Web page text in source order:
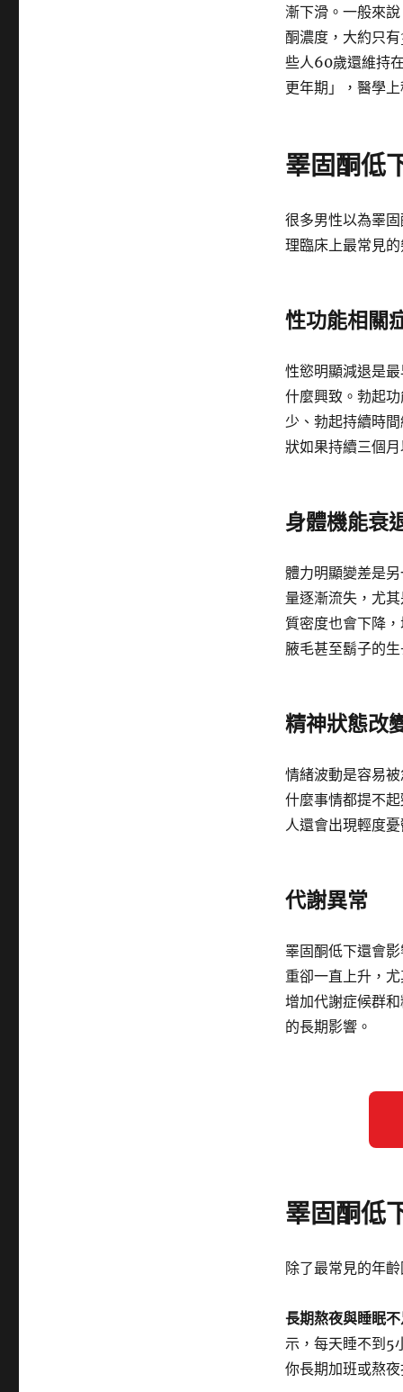
漸下滑。一般來
酮濃度，大約只
些人60歲還維持
更年期」，醫學
睪固酮低
很多男性以為睪
理臨床上最常見
性功能相關
性慾明顯減退是
什麼興致。勃起
少、勃起持續時
狀如果持續三個
身體機能衰
體力明顯變差是
量逐漸流失，尤
質密度也會下降
腋毛甚至鬍子的
精神狀態改
情緒波動是容易
什麼事情都提不
人還會出現輕度
代謝異常
睪固酮低下還會
重卻一直上升，
增加代謝症候群
的長期影響。
睪固酮低
除了最常見的年
長期熬夜與睡眠
示，每天睡不到5
你長期加班或熬